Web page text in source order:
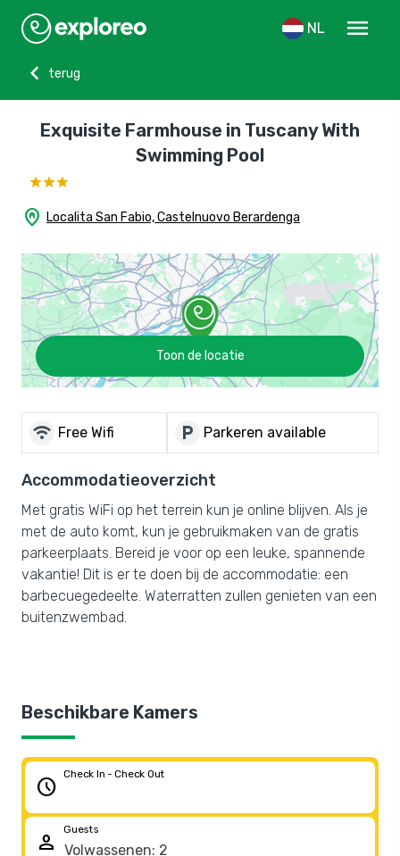
NL
menu
chevron_left
terug
Exquisite Farmhouse in Tuscany With
Swimming Pool
home_pin Localita San Fabio, Castelnuovo Berardenga
Toon de locatie
wifi Free Wifi local_parking Parkeren available
Accommodatieoverzicht
Met gratis WiFi op het terrein kun je online blijven. Als je
met de auto komt, kun je gebruikmaken van de gratis
parkeerplaats. Bereid je voor op een leuke, spannende
vakantie! Dit is er te doen bij de accommodatie: een
barbecuegedeelte. Waterratten zullen genieten van een
buitenzwembad.
Beschikbare Kamers
schedule
Check In - Check Out
person
Guests